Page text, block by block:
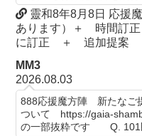
靈和8年8月8日 応援
あります）＋ 時間訂
に訂正 ＋ 追加提案
MM3
2026.08.03
888応援魔方陣 新たなご
ついて https://gaia-
の一部抜粋です Q. 101